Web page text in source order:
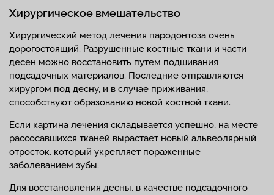
Хирургическое вмешательство
Хирургический метод лечения пародонтоза очень
дорогостоящий. Разрушенные костные ткани и части
десен можно восстановить путем подшивания
подсадочных материалов. Последние отправляются
хирургом под десну, и в случае приживания,
способствуют образованию новой костной ткани.
Если картина лечения складывается успешно, на месте
рассосавшихся тканей вырастает новый альвеолярный
отросток, который укрепляет пораженные
заболеванием зубы.
Для восстановления десны, в качестве подсадочного